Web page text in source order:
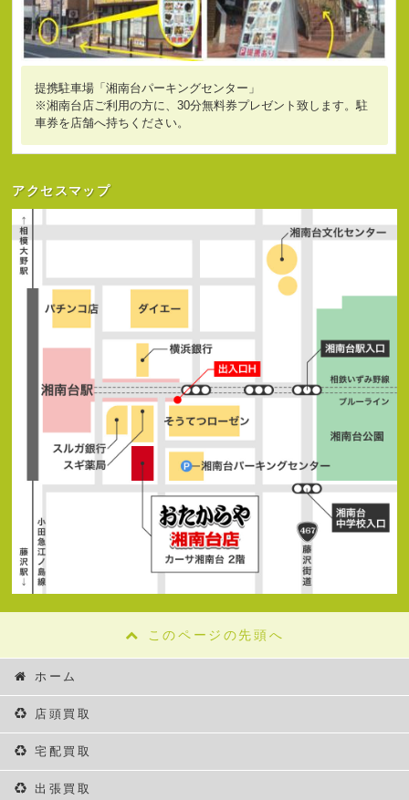
提携駐車場「湘南台パーキングセンター」
※湘南台店ご利用の方に、30分無料券プレゼント致します。駐
車券を店舗へ持ちください。
アクセスマップ
このページの先頭へ
ホーム
店頭買取
宅配買取
出張買取